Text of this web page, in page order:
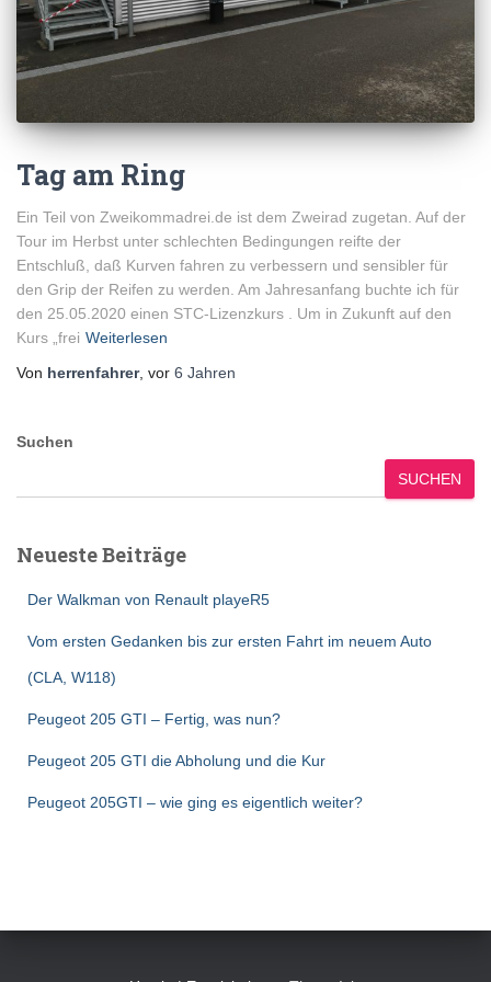
Tag am Ring
Ein Teil von Zweikommadrei.de ist dem Zweirad zugetan. Auf der
Tour im Herbst unter schlechten Bedingungen reifte der
Entschluß, daß Kurven fahren zu verbessern und sensibler für
den Grip der Reifen zu werden. Am Jahresanfang buchte ich für
den 25.05.2020 einen STC-Lizenzkurs . Um in Zukunft auf den
Kurs „frei Weiterlesen
Von herrenfahrer, vor 6 Jahren
Suchen
SUCHEN
Neueste Beiträge
Der Walkman von Renault playeR5
Vom ersten Gedanken bis zur ersten Fahrt im neuem Auto
(CLA, W118)
Peugeot 205 GTI – Fertig, was nun?
Peugeot 205 GTI die Abholung und die Kur
Peugeot 205GTI – wie ging es eigentlich weiter?